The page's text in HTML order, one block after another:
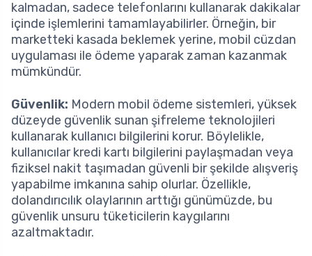
kalmadan, sadece telefonlarını kullanarak dakikalar
içinde işlemlerini tamamlayabilirler. Örneğin, bir
marketteki kasada beklemek yerine, mobil cüzdan
uygulaması ile ödeme yaparak zaman kazanmak
mümkündür.
Güvenlik: Modern mobil ödeme sistemleri, yüksek
düzeyde güvenlik sunan şifreleme teknolojileri
kullanarak kullanıcı bilgilerini korur. Böylelikle,
kullanıcılar kredi kartı bilgilerini paylaşmadan veya
fiziksel nakit taşımadan güvenli bir şekilde alışveriş
yapabilme imkanına sahip olurlar. Özellikle,
dolandırıcılık olaylarının arttığı günümüzde, bu
güvenlik unsuru tüketicilerin kaygılarını
azaltmaktadır.